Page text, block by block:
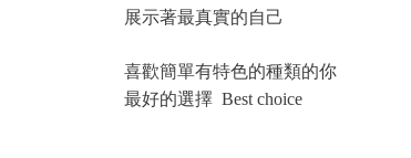
展示著最真實的自己
喜歡簡單有特色的種類的你
最好的選擇 Best choice